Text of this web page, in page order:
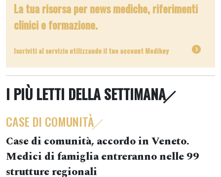
La tua risorsa per news mediche, riferimenti
clinici e formazione.
Iscriviti al servizio utilizzando il tuo account Medikey
I PIÙ LETTI DELLA SETTIMANA
CASE DI COMUNITÀ
Case di comunità, accordo in Veneto.
Medici di famiglia entreranno nelle 99
strutture regionali